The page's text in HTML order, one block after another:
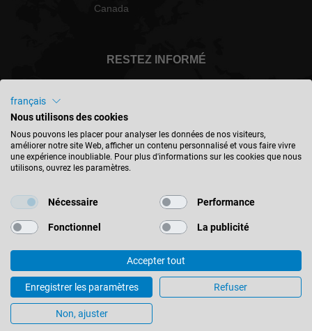
Canada
RESTEZ INFORMÉ
Canada - français
© 2026 Leitz GmbH & Co. KG
Mentions Légales
Contact
Protection des données
Conditions générales
français
Nous utilisons des cookies
Nous pouvons les placer pour analyser les données de nos visiteurs,
améliorer notre site Web, afficher un contenu personnalisé et vous faire vivre
une expérience inoubliable. Pour plus d'informations sur les cookies que nous
utilisons, ouvrez les paramètres.
Nécessaire Performance
Fonctionnel La publicité
Accepter tout
Enregistrer les paramètres Refuser
Non, ajuster